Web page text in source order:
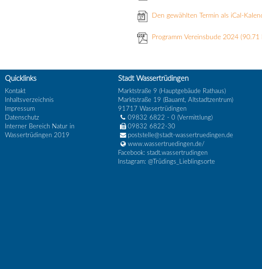
Den gewählten Termin als iCal-
Programm Vereinsbude 2024 (90.71
Quicklinks
Kontakt
Inhaltsverzeichnis
Impressum
Datenschutz
Interner Bereich Natur in
Wassertrüdingen 2019
Stadt Wassertrüdingen
Marktstraße 9 (Hauptgebäude Rathaus)
Marktstraße 19 (Bauamt, Altstadtzentrum)
91717 Wassertrüdingen
09832 6822 - 0 (Vermittlung)
09832 6822-30
poststelle@stadt-wassertruedingen.de
www.wassertruedingen.de/
Facebook: stadt.wassertrudingen
Instagram: @Trüdings_Lieblingsorte